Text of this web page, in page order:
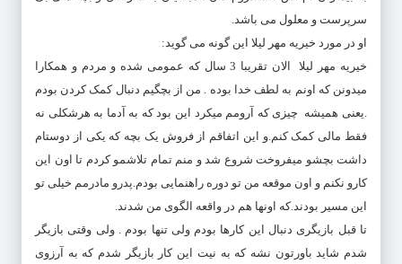
سرپرست و معلول می باشد.
او در مورد خیریه مهر لیلا این گونه می گوید:
خیریه مهر لیلا الان تقریبا 3 سال که عمومی شده و مردم و همکارا
میدونن که اونم به لطف خدا بوده . من از بچگیم دنبال کمک کردن بودم
.یعنی همیشه چیزی که آرومم میکرد این بود که به آدما به هرشکلی نه
فقط مالی کمک کنم.و این اتفاقم از فروش یک بچه که یکی از دوستام
داشت بچشو میفروخت شروع شد و منم تمام تلاشمو کردم تا اون این
کارو نکنم و اون موقعه من تو دوره راهنمایی بودم.پدرو مادرمم خیلی تو
این مسیر بودند.که اونها هم در واقعه الگوی من شدند.
تا قبل بازیگری دنبال این کارها بودم ولی تنها بودم . ولی وقتی بازیگر
شدم شاید باورتون نشه که به نیت این کار بازیگر شدم که به آرزوی